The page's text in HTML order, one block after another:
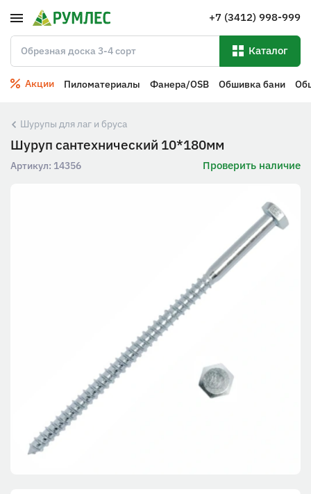
+7 (3412) 998-999
Каталог
Акции Пиломатериалы Фанера/OSB Обшивка бани
Шурупы для лаг и бруса
Шуруп сантехнический 10*180мм
Артикул: 14356 Проверить наличие